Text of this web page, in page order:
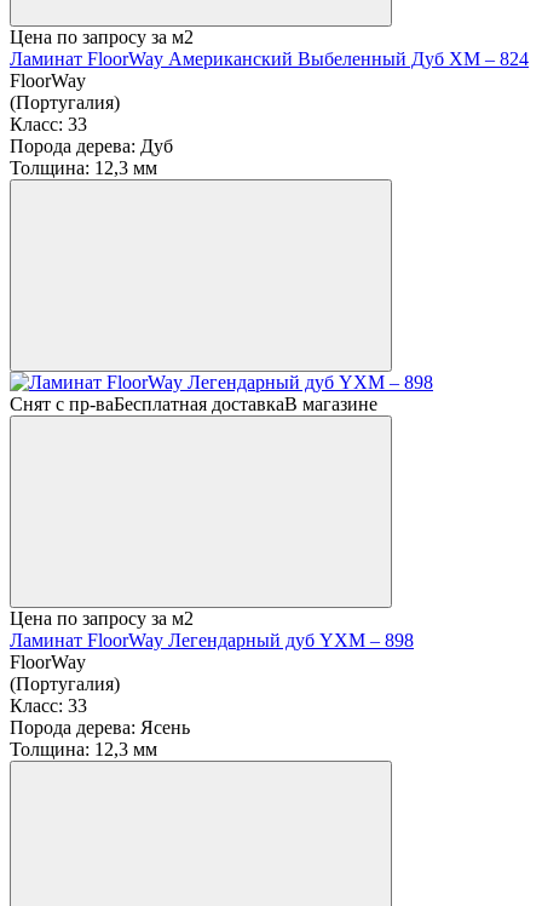
Цена по запросу за м2
Ламинат FloorWay Американский Выбеленный Дуб XM – 824
FloorWay
(Португалия)
Класс: 33
Порода дерева: Дуб
Толщина: 12,3 мм
Снят с пр-ваБесплатная доставкаВ магазине
Цена по запросу за м2
Ламинат FloorWay Легендарный дуб YXM – 898
FloorWay
(Португалия)
Класс: 33
Порода дерева: Ясень
Толщина: 12,3 мм